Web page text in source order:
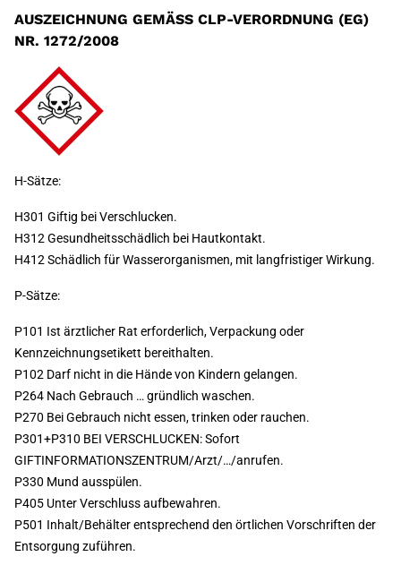
AUSZEICHNUNG GEMÄSS CLP-VERORDNUNG (EG) N
R. 1272/2008
H-Sätze:
H301 Giftig bei Verschlucken.
H312 Gesundheitsschädlich bei Hautkontakt.
H412 Schädlich für Wasserorganismen, mit langfristiger Wirkung.
P-Sätze:
P101 Ist ärztlicher Rat erforderlich, Verpackung oder
Kennzeichnungsetikett bereithalten.
P102 Darf nicht in die Hände von Kindern gelangen.
P264 Nach Gebrauch … gründlich waschen.
P270 Bei Gebrauch nicht essen, trinken oder rauchen.
P301+P310 BEI VERSCHLUCKEN: Sofort
GIFTINFORMATIONSZENTRUM/Arzt/…/anrufen.
P330 Mund ausspülen.
P405 Unter Verschluss aufbewahren.
P501 Inhalt/Behälter entsprechend den örtlichen Vorschriften der
Entsorgung zuführen.